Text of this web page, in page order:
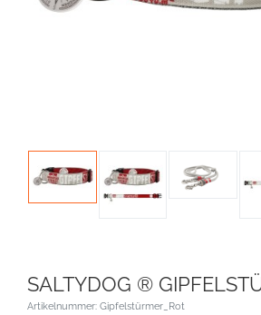
SALTYDOG ®
Artikelnummer: Gipfelstürmer_Rot